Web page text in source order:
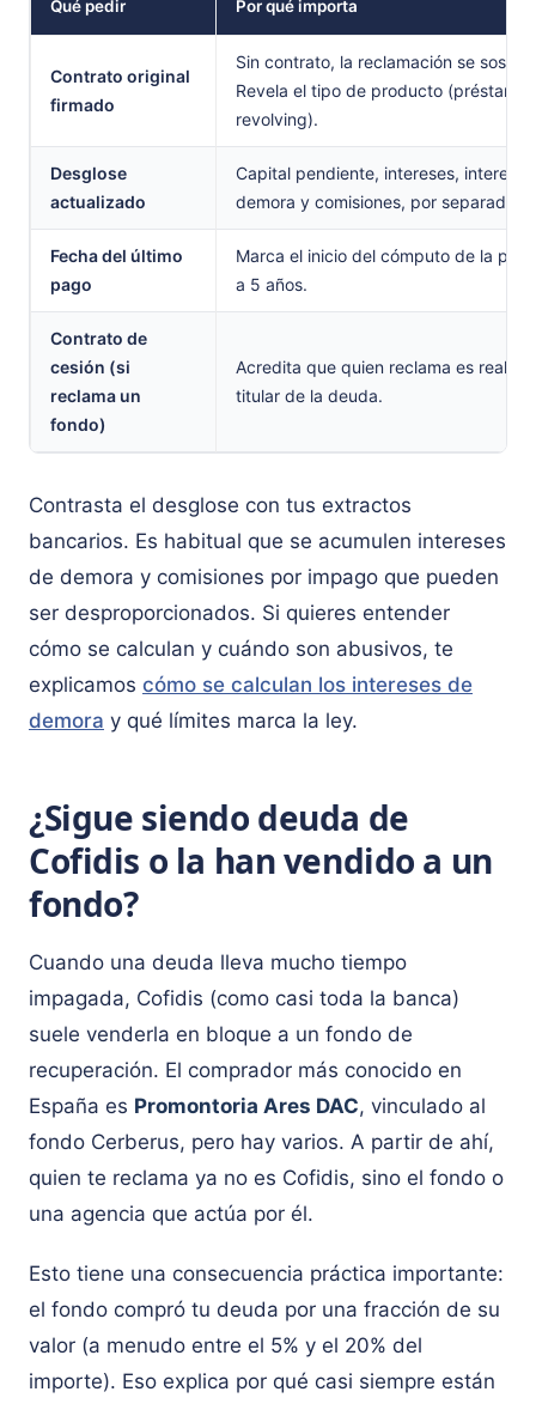
Qué pedir Por qué importa
Contrato original
firmado
Sin contrato, la reclamación se
Revela el tipo de producto (préstamo,
revolving).
Desglose
actualizado
Capital pendiente, intereses,
demora y comisiones, por separado.
Fecha del último
pago
Marca el inicio del cómputo de la
a 5 años.
Contrato de
cesión (si
reclama un
fondo)
Acredita que quien reclama es
titular de la deuda.
Contrasta el desglose con tus extractos
bancarios. Es habitual que se acumulen intereses
de demora y comisiones por impago que pueden
ser desproporcionados. Si quieres entender
cómo se calculan y cuándo son abusivos, te
explicamos cómo se calculan los intereses de
demora y qué límites marca la ley.
¿Sigue siendo deuda de
Cofidis o la han vendido a un
fondo?
Cuando una deuda lleva mucho tiempo
impagada, Cofidis (como casi toda la banca)
suele venderla en bloque a un fondo de
recuperación. El comprador más conocido en
España es Promontoria Ares DAC, vinculado al
fondo Cerberus, pero hay varios. A partir de ahí,
quien te reclama ya no es Cofidis, sino el fondo o
una agencia que actúa por él.
Esto tiene una consecuencia práctica importante:
el fondo compró tu deuda por una fracción de su
valor (a menudo entre el 5% y el 20% del
importe). Eso explica por qué casi siempre están